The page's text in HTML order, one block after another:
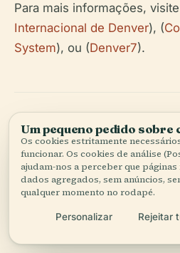
Para mais informações,
Internacional de Denver), (
System), ou (Denver7).
Ouça a história
Um pequeno pedido sobre
Os cookies estritamente
funcionar. Os cookies de análise
ajudam-nos a perceber que
dados agregados, sem anúncios,
qualquer momento no rodapé.
Personalizar Rejeitar